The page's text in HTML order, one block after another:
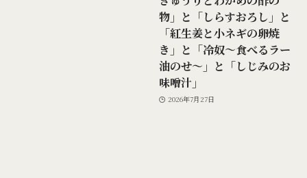
物」と「しらすおろし」と
「紅生姜と小ネギの卵焼
き」と「冷奴～食べるラー
油のせ～」と「しじみのお
味噌汁」
2026年7月27日